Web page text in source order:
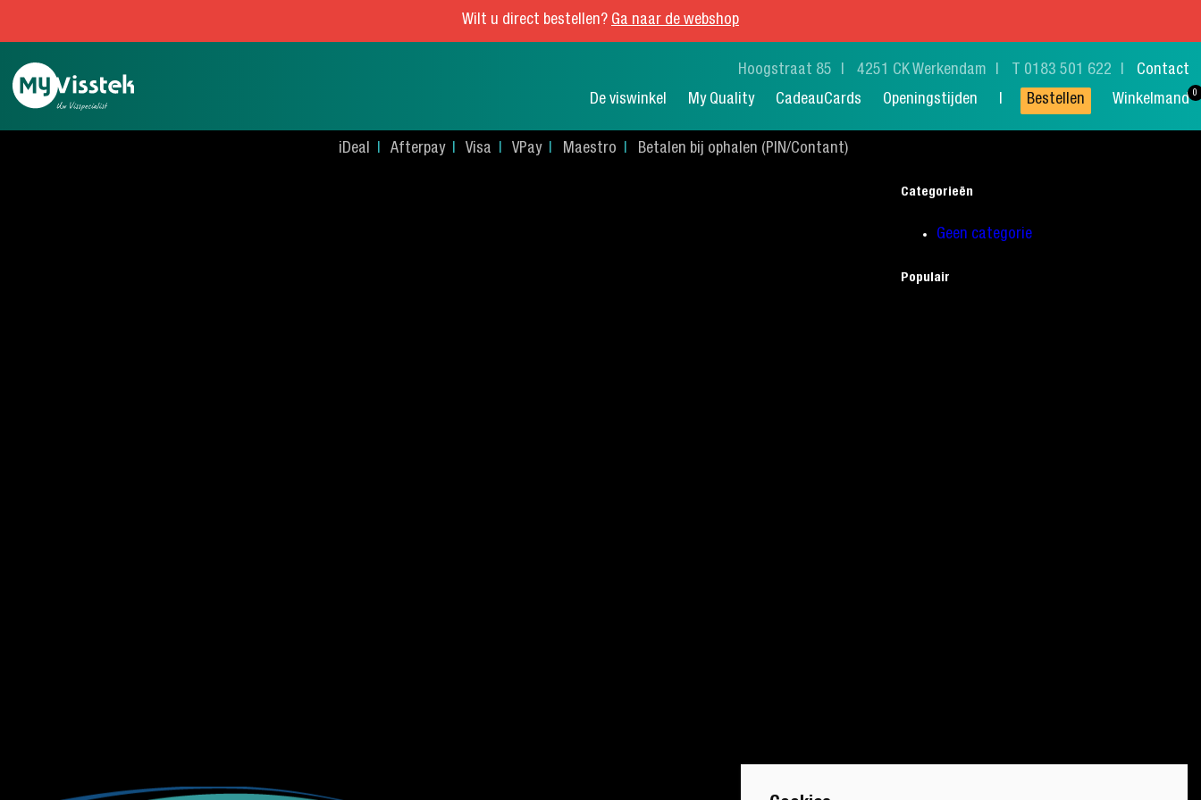
Wilt u direct bestellen? Ga naar de webshop
Hoogstraat 85 4251 CK Werkendam T 0183 501 622
Contact
De viswinkel
My Quality CadeauCards Openingstijden Bestellen Winkelmand
iDeal Afterpay Visa VPay Maestro Betalen bij ophalen (PIN/Contant)
Categorieën
Geen categorie
Populair